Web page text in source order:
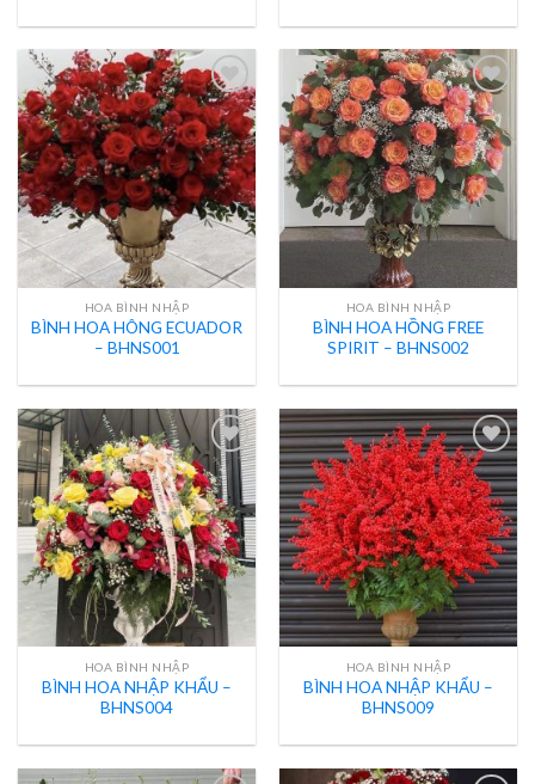
HOA BÌNH NHẬP
BÌNH HOA HÔNG ECUADOR
– BHNS001
HOA BÌNH NHẬP
BÌNH HOA HỒNG FREE
SPIRIT – BHNS002
HOA BÌNH NHẬP
BÌNH HOA NHẬP KHẨU –
BHNS004
HOA BÌNH NHẬP
BÌNH HOA NHẬP KHẨU –
BHNS009